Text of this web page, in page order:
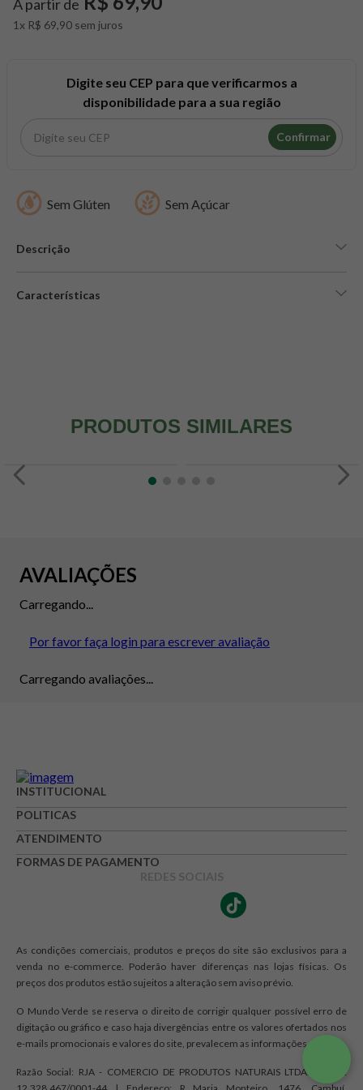
A partir de
1x R$ 69,90 sem juros
Digite seu CEP para que verificarmos a
disponibilidade para a sua região
Confirmar
Sem Glúten Sem Açúcar
Descrição
Características
PRODUTOS SIMILARES
AVALIAÇÕES
Carregando...
Por favor faça login para escrever avaliação
Carregando avaliações...
INSTITUCIONAL
POLITICAS
ATENDIMENTO
FORMAS DE PAGAMENTO
REDES SOCIAIS
As condições comerciais, produtos e preços do site são exclusivos para a
venda no e-commerce. Poderão haver diferenças nas lojas físicas. Os
preços dos produtos estão sujeitos a alteração sem aviso prévio.
O Mundo Verde se reserva o direito de corrigir qualquer possível erro de
digitação ou gráfico e caso haja divergências entre os valores ofertados nos
e-mails promocionais e valores do site, prevalecem as informações do site.
Razão Social: RJA - COMERCIO DE PRODUTOS NATURAIS LTDA. | CNPJ:
8º snack proteico mundo verde
9 º psyllium